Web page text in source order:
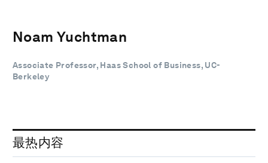
Noam Yuchtman
Associate Professor, Haas School of Business, UC-
Berkeley
最热内容